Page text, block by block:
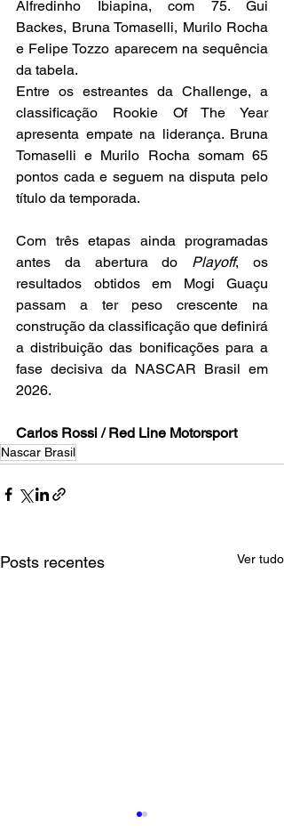
Alfredinho Ibiapina, com 75. Gui
Backes, Bruna Tomaselli, Murilo Rocha
e Felipe Tozzo aparecem na sequência
da tabela.
Entre os estreantes da Challenge, a
classificação Rookie Of The Year
apresenta empate na liderança. Bruna
Tomaselli e Murilo Rocha somam 65
pontos cada e seguem na disputa pelo
título da temporada.
Com três etapas ainda programadas
antes da abertura do Playoff, os
resultados obtidos em Mogi Guaçu
passam a ter peso crescente na
construção da classificação que definirá
a distribuição das bonificações para a
fase decisiva da NASCAR Brasil em
2026.
Carlos Rossi / Red Line Motorsport
Nascar Brasil
Posts recentes Ver tudo